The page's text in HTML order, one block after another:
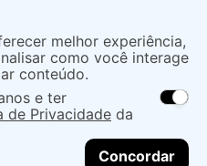
de entrega variam de
Não sei meu CEP
CONTINUAR
melhor experiência,
como você interage
conteúdo.
e ter
de Privacidade da
Concordar